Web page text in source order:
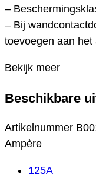
–
– Bij
toevoegen aan
Bekijk meer
Beschikbare
Artikelnummer
Ampère
125A